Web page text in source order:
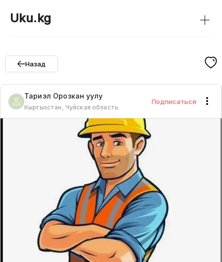
Uku.kg +
Назад
Тариэл Орозкан уулу
Кыргызстан, Чуйская область
Подписаться